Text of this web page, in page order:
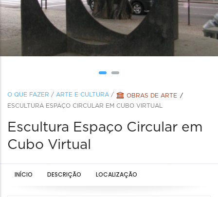
O QUE FAZER / ARTE E CULTURA /
OBRAS DE ARTE
ESCULTURA ESPAÇO CIRCULAR EM CUBO VIRTUAL
Escultura Espaço Circular em
Cubo Virtual
INÍCIO DESCRIÇÃO LOCALIZAÇÃO